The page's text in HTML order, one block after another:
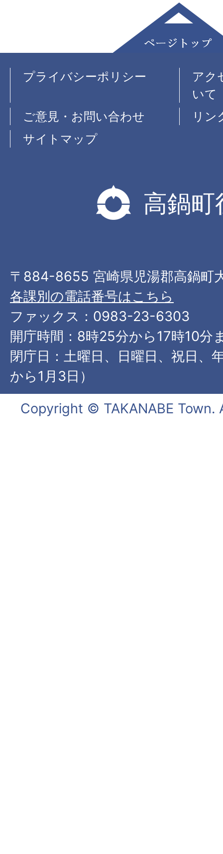
プライバシーポリシー
アク
いて
ご意見・お問い合わせ
リン
サイトマップ
高鍋町
〒884-8655 宮崎県児湯郡高鍋町
各課別の電話番号はこちら
ファックス：0983-23-6303
開庁時間：8時25分から17時10分
閉庁日：土曜日、日曜日、祝日、
から1月3日）
Copyright © TAKANABE Town.